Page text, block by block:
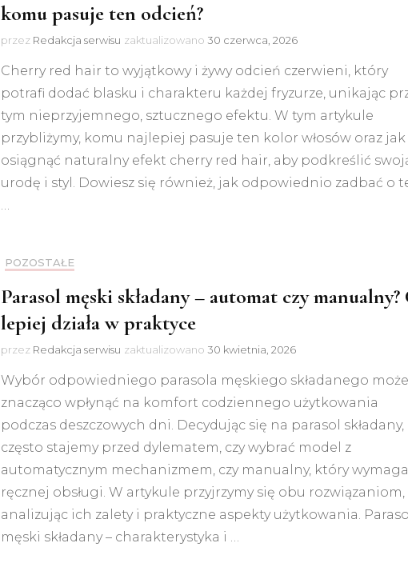
komu pasuje ten odcień?
przez Redakcja serwisu zaktualizowano 30 czerwca, 2026
Cherry red hair to wyjątkowy i żywy odcień czerwieni, który
potrafi dodać blasku i charakteru każdej fryzurze, unikając
tym nieprzyjemnego, sztucznego efektu. W tym artykule
przybliżymy, komu najlepiej pasuje ten kolor włosów oraz jak
osiągnąć naturalny efekt cherry red hair, aby podkreślić
urodę i styl. Dowiesz się również, jak odpowiednio zadbać o
…
POZOSTAŁE
Parasol męski składany – automat czy manualny?
lepiej działa w praktyce
przez Redakcja serwisu zaktualizowano 30 kwietnia, 2026
Wybór odpowiedniego parasola męskiego składanego może
znacząco wpłynąć na komfort codziennego użytkowania
podczas deszczowych dni. Decydując się na parasol składany,
często stajemy przed dylematem, czy wybrać model z
automatycznym mechanizmem, czy manualny, który wymaga
ręcznej obsługi. W artykule przyjrzymy się obu rozwiązaniom,
analizując ich zalety i praktyczne aspekty użytkowania.
męski składany – charakterystyka i …